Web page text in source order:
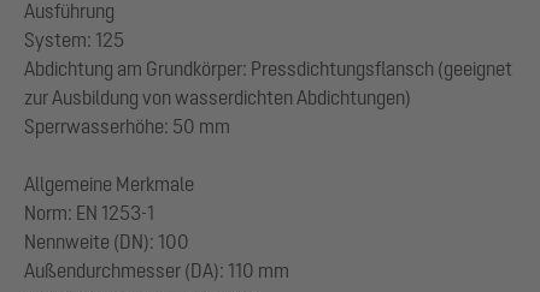
Ausführung
System: 125
Abdichtung am Grundkörper: Pressdichtungsflansch (geeignet
zur Ausbildung von wasserdichten Abdichtungen)
Sperrwasserhöhe: 50 mm
Allgemeine Merkmale
Norm: EN 1253-1
Nennweite (DN): 100
Außendurchmesser (DA): 110 mm